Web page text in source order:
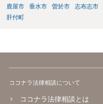
鹿屋市
垂水市 曽於市 志布志市
肝付町
ココナラ法律相談について
ココナラ法律相談とは